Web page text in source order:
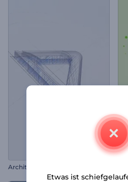
Architektonisches Logo-Reveal
Etwas ist